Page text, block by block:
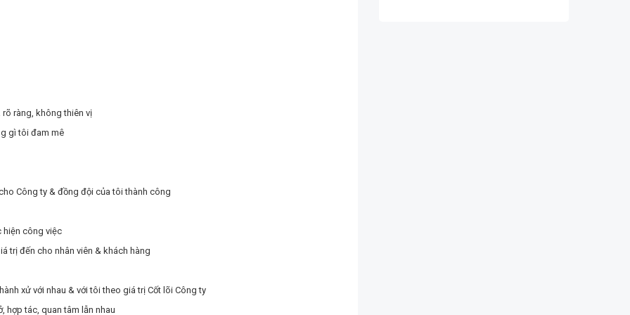
ràng, không thiên vị
gì tôi đam mê
Công ty & đồng đội của tôi thành công
hiện công việc
trị đến cho nhân viên & khách hàng
xử với nhau & với tôi theo giá trị Cốt lõi Công ty
hợp tác, quan tâm lẫn nhau